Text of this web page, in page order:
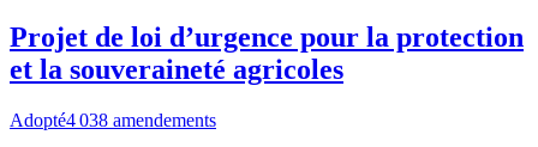
Projet de loi d’urgence pour la protection
et la souveraineté agricoles
Adopté4 038 amendements